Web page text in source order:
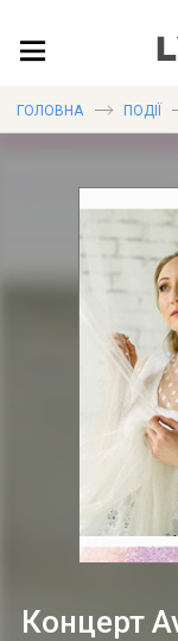
ПУБЛІКАЦІЇ
ДОВІДКА
ГОЛОВНА ПОДІЇ
Концерт